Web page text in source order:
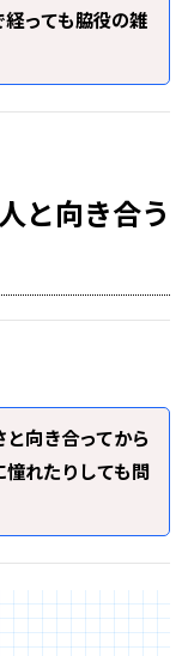
っても脇役の雑
と向き合う
と向き合ってから
れたりしても問